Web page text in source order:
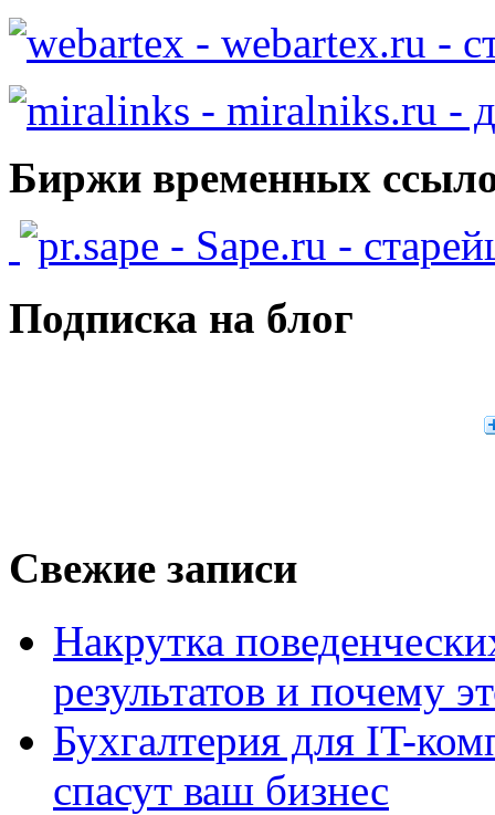
- webartex.ru -
- miralniks.ru -
Биржи временных
- Sape.ru -
Подписка на блог
Свежие записи
Накрутка
результатов и почему
Бухгалтерия для IT-
спасут ваш бизнес